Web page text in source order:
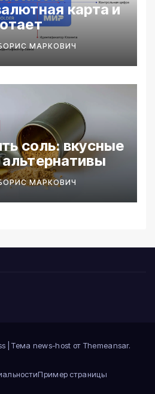
карта и
МАРКОВИЧ
соль: вкусные
МАРКОВИЧ
|Тема news-host от Themeansar.
Пример страницы